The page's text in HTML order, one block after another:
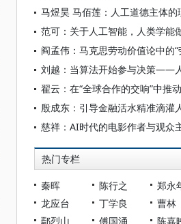
殷成东：引导金融活水精准滴灌
热门专栏
秦晖 陈行之
郑永
龙应台
丁学良
曹林
鄢烈山
傅国涌
陈嘉